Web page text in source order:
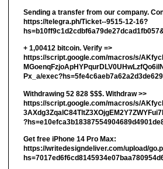
Sending a transfer from our company.
https://telegra.ph/Ticket--9515-12-16?
+ 1,00412 bitсоin. Verify =>
https://script.google.com/macros/s/
Px_a/
Withdrawing 52 828 $$$. Withdrаw >>
https://script.google.com/macros/s/
Get free iPhone 14 Pro Max:
https://writedesigndeliver.com/upload/